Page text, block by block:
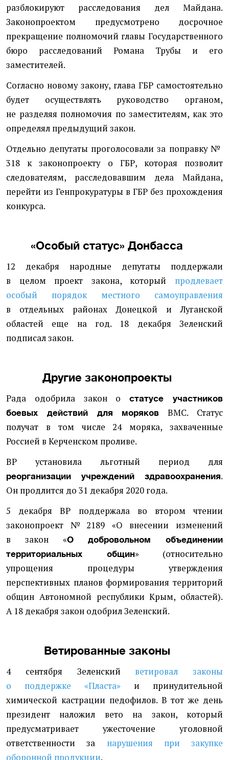
разблокируют расследования дел Майдана.
Законопроектом предусмотрено досрочное
прекращение полномочий главы Государственного
бюро расследований Романа Трубы и его
заместителей.
Согласно новому закону, глава ГБР самостоятельно
будет осуществлять руководство органом,
не разделяя полномочия по заместителям, как это
определял предыдущий закон.
Отдельно депутаты проголосовали за поправку №
318 к законопроекту о ГБР, которая позволит
следователям, расследовавшим дела Майдана,
перейти из Генпрокуратуры в ГБР без прохождения
конкурса.
«Особый статус» Донбасса
12 декабря народные депутаты поддержали
в целом проект закона, который продлевает
особый порядок местного самоуправления
в отдельных районах Донецкой и Луганской
областей еще на год. 18 декабря Зеленский
подписал закон.
Другие законопроекты
Рада одобрила закон остатусе участников
боевых действий для моряков ВМС. Статус
получат в том числе 24 моряка, захваченные
Россией в Керченском проливе.
ВР установила льготный период для
реорганизации учреждений здравоохранения.
Он продлится до 31 декабря 2020 года.
5 декабря ВР поддержала во втором чтении
законопроект № 2189 «О внесении изменений
в закон
«О добровольном объединении
территориальных общин» (относительно
упрощения процедуры утверждения
перспективных планов формирования территорий
общин Автономной республики Крым, областей).
А 18 декабря закон одобрил Зеленский.
Ветированные законы
4 сентября Зеленский
ветировал законы
о поддержке
«Пласта»
и принудительной
химической кастрации педофилов. В тот же день
президент наложил вето на закон, который
предусматривает ужесточение уголовной
ответственности за
нарушения при закупке
оборонной продукции.